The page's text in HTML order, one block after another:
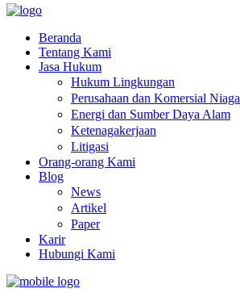
Beranda
Tentang Kami
Jasa Hukum
Hukum Lingkungan
Perusahaan dan Komersial Niaga
Energi dan Sumber Daya Alam
Ketenagakerjaan
Litigasi
Orang-orang Kami
Blog
News
Artikel
Paper
Karir
Hubungi Kami